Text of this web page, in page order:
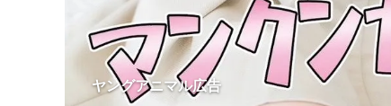
ヤングアニマル広告